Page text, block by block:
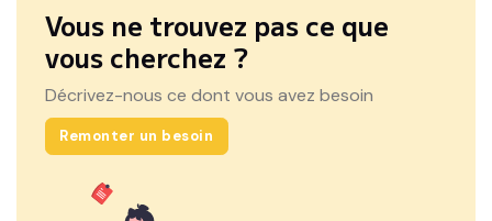
Vous ne trouvez pas ce que
vous cherchez ?
Décrivez-nous ce dont vous avez besoin
Remonter un besoin